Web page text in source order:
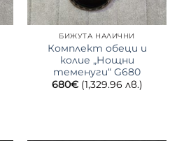
БИЖУТА НАЛИЧНИ
Комплект обеци и
колие „Нощни
теменуги“ G680
680€ (1,329.96 лв.)